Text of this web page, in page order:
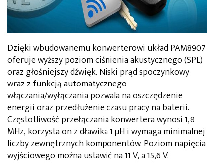
Dzięki wbudowanemu konwerterowi układ PAM8907
oferuje wyższy poziom ciśnienia akustycznego (SPL)
oraz głośniejszy dźwięk. Niski prąd spoczynkowy
wraz z funkcją automatycznego
włączania/wyłączania pozwala na oszczędzenie
energii oraz przedłużenie czasu pracy na baterii.
Częstotliwość przełączania konwertera wynosi 1,8
MHz, korzysta on z dławika 1 µH i wymaga minimalnej
liczby zewnętrznych komponentów. Poziom napięcia
wyjściowego można ustawić na 11 V, a 15,6 V.